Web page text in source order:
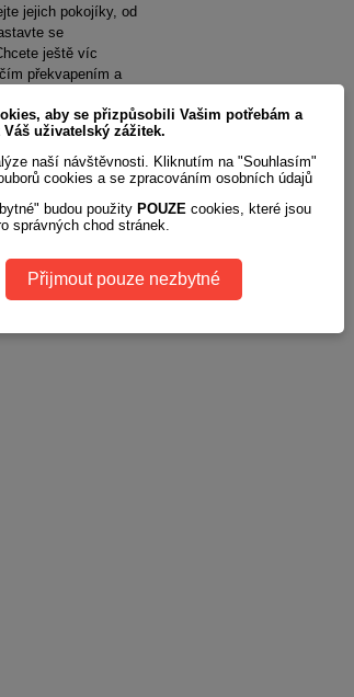
jejich pokojíky, od
se
ještě víc
překvapením a
smrsknout a hodit
už čeká!
aby se přizpůsobili Vašim potřebám a
uživatelský zážitek.
naší návštěvnosti. Kliknutím na "Souhlasím"
cookies a se zpracováním osobních údajů
budou použity POUZE cookies, které jsou
správných chod stránek.
Přijmout pouze nezbytné